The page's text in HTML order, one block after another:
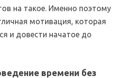
на такое. Именно поэтому
мотивация, которая
и довести начатое до
времени без